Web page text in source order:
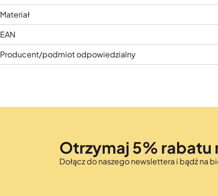
Materiał
EAN
Producent/podmiot odpowiedzialny
Otrzymaj 5% rabatu
Dołącz do naszego newslettera i bądź na